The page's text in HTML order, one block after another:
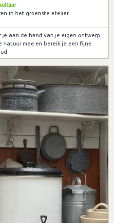
in het groenste atelier
je aan de hand van je eigen ontwerp
mee en bereik je een fijne